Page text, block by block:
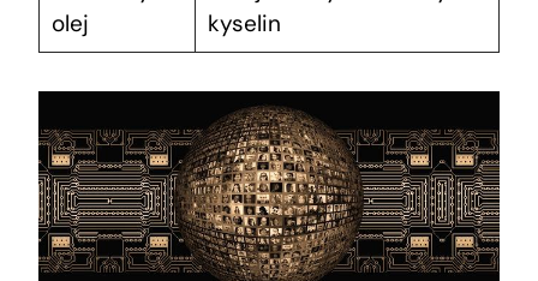
olej
kyselin